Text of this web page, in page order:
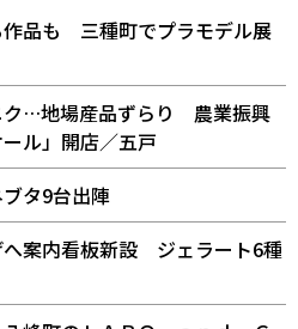
作品も 三種町でプラモデル展
ク…地場産品ずらり 農業振興
ル」開店／五戸
タ9台出陣
案内看板新設 ジェラート6種